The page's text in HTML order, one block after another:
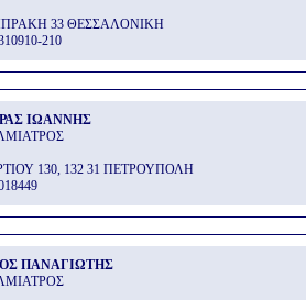
33 ΘΕΣΣΑΛΟΝΙΚΗ
210
ΙΩΑΝΝΗΣ
130, 132 31 ΠΕΤΡΟΥΠΟΛΗ
ΠΑΝΑΓΙΩΤΗΣ